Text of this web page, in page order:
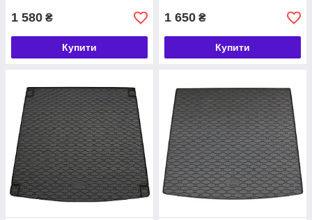
1 580 ₴
Купити
1 650 ₴
Купити